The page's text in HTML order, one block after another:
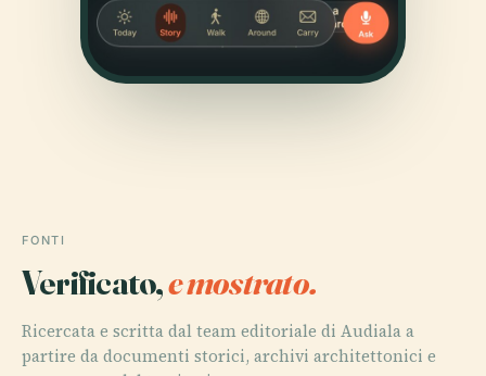
FONTI
Verificato,e mostrato.
Ricercata e scritta dal team editoriale di Audiala a
partire da documenti storici, archivi architettonici e